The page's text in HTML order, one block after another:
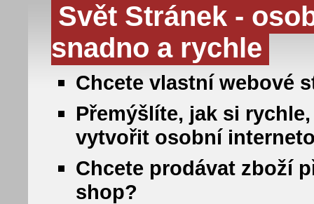
Svět Stránek -
snadno a rychle
Chcete vlastní webové
Přemýšlíte, jak si
vytvořit osobní
Chcete prodávat zboží
shop?